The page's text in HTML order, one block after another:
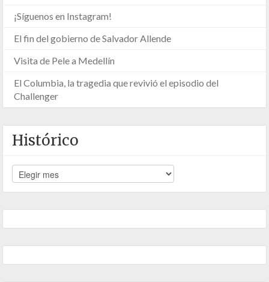
¡Síguenos en Instagram!
El fin del gobierno de Salvador Allende
Visita de Pele a Medellín
El Columbia, la tragedia que revivió el episodio del
Challenger
Histórico